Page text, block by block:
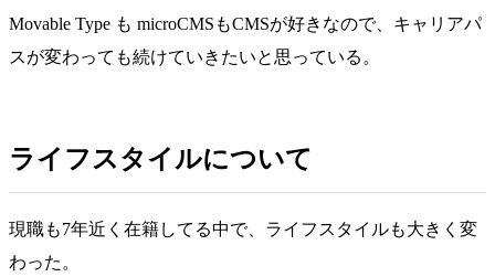
Movable Type も microCMSもCMSが好きなので、キャリアパ
スが変わっても続けていきたいと思っている。
ライフスタイルについて
現職も7年近く在籍してる中で、ライフスタイルも大きく変
わった。